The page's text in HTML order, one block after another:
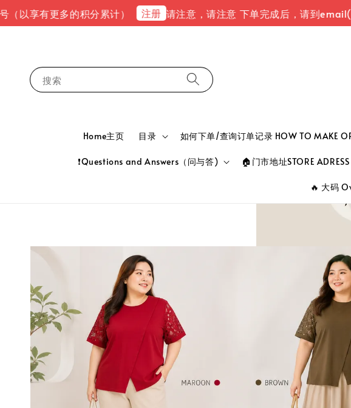
有更多的积分累计） 注册 请注意，请注意 下单完成后，请到
搜索
Home主页 目录 如何下单/查询订单记录 HOW TO MAKE
❗Questions and Answers（问与答) 🏠门市地址STORE ADRESS
🔥 大码